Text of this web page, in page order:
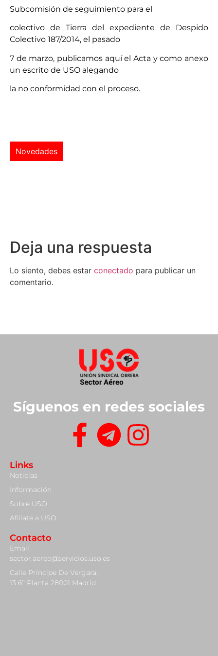
Subcomisión de seguimiento para el
colectivo de Tierra del expediente de Despido
Colectivo 187/2014, el pasado
7 de marzo, publicamos aquí el Acta y como anexo
un escrito de USO alegando
la no conformidad con el proceso.
Novedades
Deja una respuesta
Lo siento, debes estar conectado para publicar un
comentario.
Síguenos en redes sociales
Links
Noticias
Información
Sobre USO
Afiliate a USO
Contacto
Email:
sector.aereo@servicios.uso.es
Calle Príncipe De Vergara,
13 6º Planta 28001 Madrid